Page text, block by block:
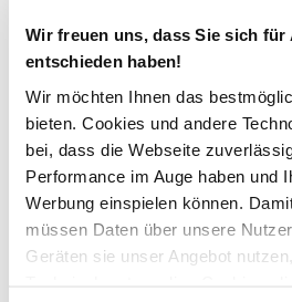
Wir freuen uns, dass Sie sich für
entschieden haben!
Wir möchten Ihnen das
bieten. Cookies und andere
bei, dass die Webseite
Performance im Auge haben und
Werbung einspielen können.
müssen Daten über unsere
Geräten sie unser Angebot
Zur Wunschliste
Herren Sweatshirt mit Stickerei
bequemes Sweatshirt von Jim
mit Rundhals-Ausschnitt
schlichte Stickerei auf linker Brust
Bündchen an den Ärmeln und am